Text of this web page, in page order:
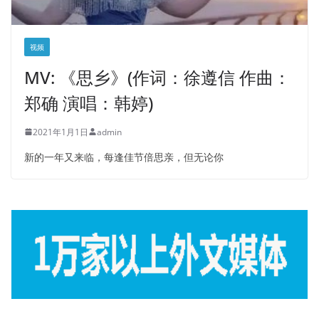
视频
MV: 《思乡》(作词：徐遵信 作曲：
郑确 演唱：韩婷)
2021年1月1日 admin
新的一年又来临，每逢佳节倍思亲，但无论你